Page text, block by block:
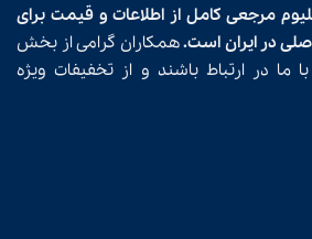
مرجعی کامل از اطلاعات و قیمت برای
در ایران است.همکاران گرامی از بخش
ما در ارتباط باشند و از تخفیفات ویژه